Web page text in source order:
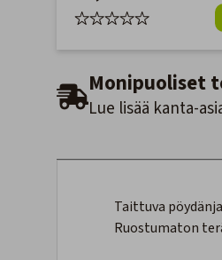
Monipuoliset
Lue lisää kanta-
Taittuva
Ruostumaton